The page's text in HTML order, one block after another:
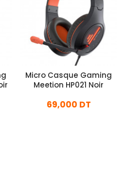
Micro Casque Gaming
Meetion HP021 Noir
69,000 DT